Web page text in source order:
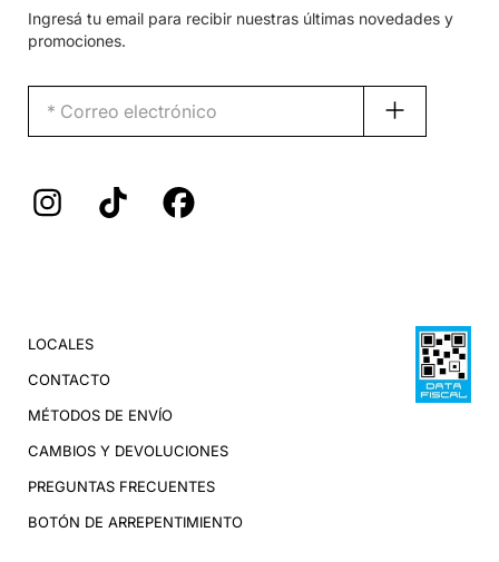
Ingresá tu email para recibir nuestras últimas novedades y
promociones.
LOCALES
CONTACTO
MÉTODOS DE ENVÍO
CAMBIOS Y DEVOLUCIONES
PREGUNTAS FRECUENTES
BOTÓN DE ARREPENTIMIENTO